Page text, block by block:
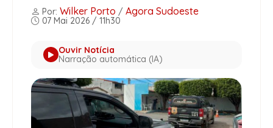
Por: Wilker Porto / Agora Sudoeste
07 Mai 2026 / 11h30
Ouvir Notícia
Narração automática (IA)